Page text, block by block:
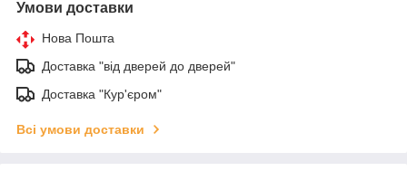
Умови доставки
Нова Пошта
Доставка "від дверей до дверей"
Доставка "Кур'єром"
Всі умови доставки